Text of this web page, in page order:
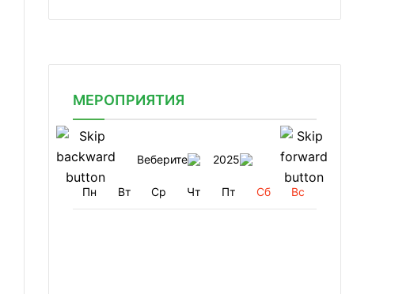
МЕРОПРИЯТИЯ
Веберите 2025
Пн Вт Ср Чт Пт Сб Вс